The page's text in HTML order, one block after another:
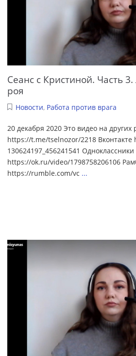
Сеанс с Кристиной. Часть
роя
Новости, Работа против врага
20 декабря 2020 Это видео на других
https://t.me/tselnozor/2218 Вконтакте
130624197_456241541 Одноклассники
https://ok.ru/video/1798758206106
https://rumble.com/vc ...